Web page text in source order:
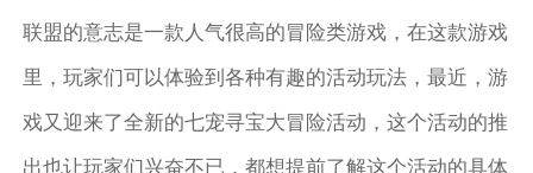
联盟的意志是一款人气很高的冒险类游戏，在这款游戏
里，玩家们可以体验到各种有趣的活动玩法，最近，游
戏又迎来了全新的七宠寻宝大冒险活动，这个活动的推
出也让玩家们兴奋不已，都想提前了解这个活动的具体